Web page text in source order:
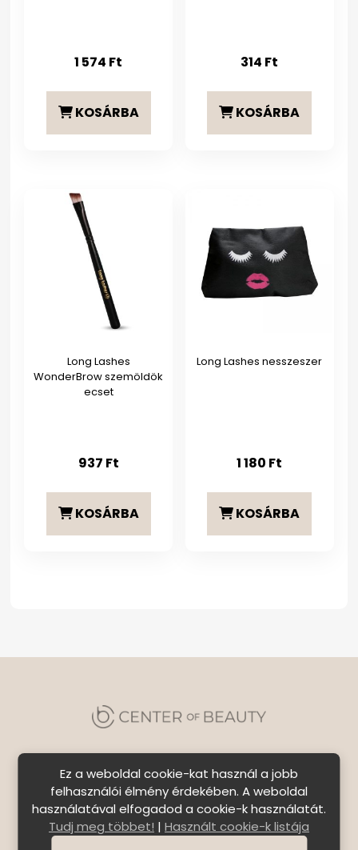
1 574 Ft
KOSÁRBA
314 Ft
KOSÁRBA
Long Lashes
WonderBrow szemöldök
ecset
937 Ft
KOSÁRBA
Long Lashes nesszeszer
1 180 Ft
KOSÁRBA
Szállítási feltételek|Általános Szerződési
Feltételek|Bejelentkezés
Ez a weboldal cookie-kat használ a jobb
felhasználói élmény érdekében. A weboldal
használatával elfogadod a cookie-k használatát.
Tudj meg többet! | Használt cookie-k listája